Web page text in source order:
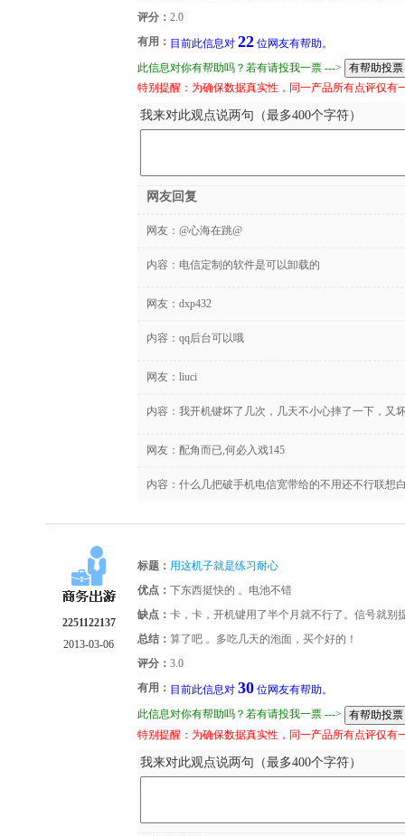
评分： 2.0
有用： 目前此信息对 22 位网友有帮助。
此信息对你有帮助吗？若有请投我一票 --->
特别提醒：为确保数据真实性，同一产品所有点评仅有
我来对此观点说两句（最多400个字符）
网友回复
网友： @心海在跳@
内容：电信定制的软件是可以卸载的
网友： dxp432
内容：qq后台可以哦
网友： liuci
内容：我开机键坏了几次，几天不小心摔了一下，又
网友： 配角而已,何必入戏145
内容：什么几把破手机电信宽带给的不用还不行联想
2251122137
2013-03-06
标题： 用这机子就是练习耐心
优点： 下东西挺快的 。电池不错
缺点： 卡，卡，开机键用了半个月就不行了。信号就别
总结： 算了吧 。多吃几天的泡面，买个好的！
评分： 3.0
有用： 目前此信息对 30 位网友有帮助。
此信息对你有帮助吗？若有请投我一票 --->
特别提醒：为确保数据真实性，同一产品所有点评仅有
我来对此观点说两句（最多400个字符）